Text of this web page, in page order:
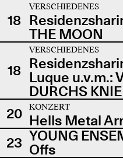
18
VERSCHIEDENES
THE MOON
18
VERSCHIEDENES
Luque u.v.m.:
DURCHS
20
KONZERT
Hells Metal
23 YOUNG
Offs